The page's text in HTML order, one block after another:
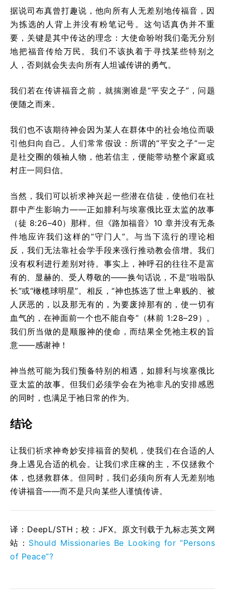
据说司布真曾打趣说，他向所有人无差别地传福音，因
为拣选的人背上并没有粉笔记号。这句话真伪并不重
要，关键是其中传达的理念：大使命吩咐我们毫无分别
地把福音传给万民。我们不该执着于寻找某些特别之
人，否则就会失去向所有人坦诚传讲的勇气。
我们若在传讲福音之前，就揣测谁是“平安之子”，问题
便随之而来。
我们也不该期待神会因为某人在群体中的社会地位而吸
引他归向自己。人们常常假设：所谓的“平安之子”一定
是社交圈的领袖人物，他若信主，便能带动整个家庭或
村庄一同归信。
当然，我们可以祈求神兴起一些潜在信徒，使他们在社
群中产生影响力——正如腓利与埃塞俄比亚太监的故事
（徒 8:26–40）那样。但《路加福音》10 章并没有无条
件地应许我们这样的“守门人”。与当下流行的理论相
反，我们无法靠社会学手段来强行推动教会倍增。我们
没有权利进行差别对待。事实上，神呼召的往往不是富
有的、显赫的、受人尊敬的——换句话说，不是“啦啦队
长”或“橄榄球明星”。相反，“神也拣选了世上卑贱的、被
人厌恶的，以及那无有的，为要废掉那有的，使一切有
血气的，在神面前一个也不能自夸”（林前 1:28–29）。
我们所当做的是顺服神的使命，而结果全凭祂主权的旨
意——感谢神！
神当然可能为我们预备特别的相遇，如腓利与埃塞俄比
亚太监的故事。但我们必须学会在为祂非凡的安排感恩
的同时，也满足于祂日常的作为。
结论
让我们祈求神奇妙安排福音的契机，使我们在合适的人
身上遇见合适的机会。让我们求庄稼的主，不仅拯救个
体，也拯救群体。但同时，我们必须向所有人无差别地
传讲福音——而不是只向某些人谨慎传讲。
译：DeepL/STH；校： JFX。原文刊载于九标志英文网
站： Should Missionaries Be Looking for “Persons
of Peace”?